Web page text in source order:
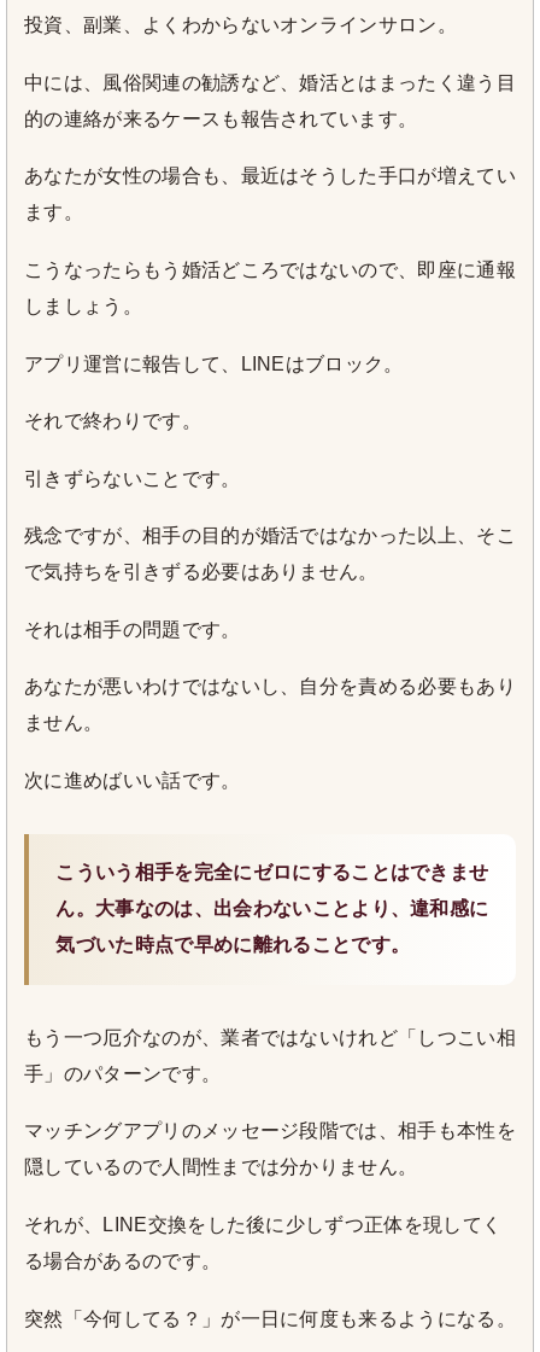
投資、副業、よくわからないオンラインサロン。
中には、風俗関連の勧誘など、婚活とはまったく違う目
的の連絡が来るケースも報告されています。
あなたが女性の場合も、最近はそうした手口が増えてい
ます。
こうなったらもう婚活どころではないので、即座に通報
しましょう。
アプリ運営に報告して、LINEはブロック。
それで終わりです。
引きずらないことです。
残念ですが、相手の目的が婚活ではなかった以上、そこ
で気持ちを引きずる必要はありません。
それは相手の問題です。
あなたが悪いわけではないし、自分を責める必要もあり
ません。
次に進めばいい話です。
こういう相手を完全にゼロにすることはできませ
ん。大事なのは、出会わないことより、違和感に
気づいた時点で早めに離れることです。
もう一つ厄介なのが、業者ではないけれど「しつこい相
手」のパターンです。
マッチングアプリのメッセージ段階では、相手も本性を
隠しているので人間性までは分かりません。
それが、LINE交換をした後に少しずつ正体を現してく
る場合があるのです。
突然「今何してる？」が一日に何度も来るようになる。